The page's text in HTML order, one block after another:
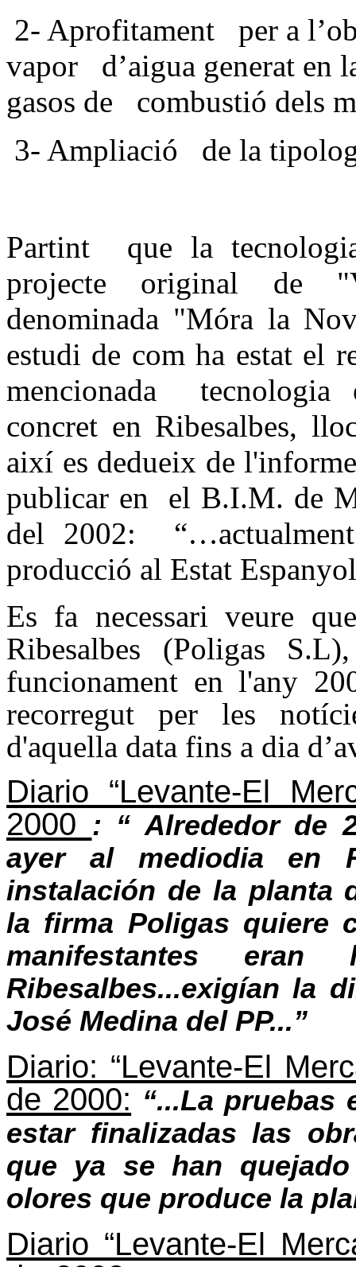
2- Aprofitament per a
vapor d’aigua generat en
gasos de combustió dels
3- Ampliació de la
Partint que la
projecte original de
denominada "Móra la
estudi de com ha estat el
mencionada tecnologia
concret en Ribesalbes,
així es dedueix de
publicar en el B.I.M. de
del 2002:
producció al Estat
Es fa necessari veure
Ribesalbes (Poligas
funcionament en l'any
recorregut per les
d'aquella data fins a dia
Diario “Levante-El
2000 : “ Alrededor de
ayer al mediodia en
instalación de la planta
la firma Poligas quiere
manifestantes
Ribesalbes...exigían la
José Medina del PP...”
Diario: “Levante-El
de 2000: “...La pruebas
estar finalizadas las
que ya se han
olores que produce la
Diario “Levante-El